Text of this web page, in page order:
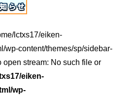
lctxs17/eiken-
wp-content/themes/sp/sidebar-
open stream: No such file or
eiken-
wp-